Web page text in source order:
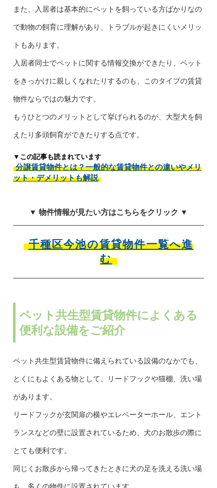
また、入居者は基本的にペットを飼っている方ばかりなの
で動物の飼育に理解があり、トラブルが起きにくいメリッ
トもあります。
入居者同士でペットに関する情報交換ができたり、ペット
をきっかけに親しくなれたりするのも、このタイプの賃貸
物件ならではの魅力です。
もうひとつのメリットとして挙げられるのが、大型犬を飼
えたり多頭飼育ができたりする点です。
▼この記事も読まれています
分譲賃貸物件とは？一般的な賃貸物件との違いやメリ
ット・デメリットも解説
▼ 物件情報が見たい方はこちらをクリック ▼
千種区今池の賃貸物件一覧へ進
む
ペット共生型賃貸物件によくある
便利な設備をご紹介
ペット共生型賃貸物件に備えられている設備のなかでも、
とくにもよくある物として、リードフックや猫棚、洗い場
があります。
リードフックが玄関扉の横やエレベーターホール、エント
ランスなどの壁に設置されているため、犬のお散歩の際に
とても便利です。
同じくお散歩から帰ってきたときに犬の足を洗える洗い場
も、多くの物件に設置されています。